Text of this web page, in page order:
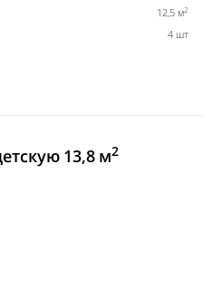
12,5 м2
4 шт
13,8 м2